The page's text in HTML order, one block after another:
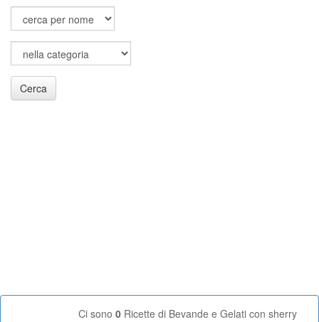
Cerca
Ci sono 0 Ricette di Bevande e Gelati con sherry